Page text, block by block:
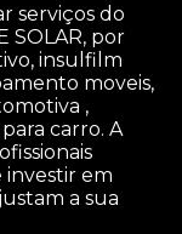
serviços do
SOLAR, por
insulfilm
moveis,
,
carro. A
investir em
a sua